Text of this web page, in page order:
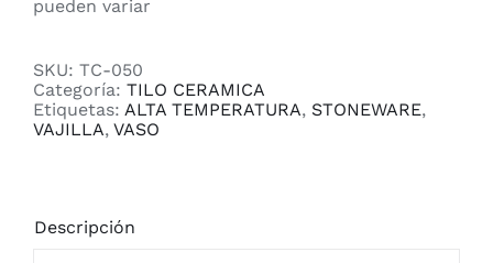
pueden variar
SKU: TC-050
Categoría: TILO CERAMICA
Etiquetas: ALTA TEMPERATURA, STONEWARE,
VAJILLA, VASO
Descripción